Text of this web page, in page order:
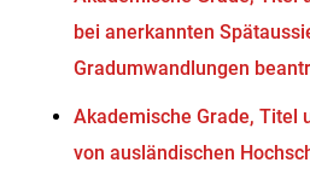
bei anerkannten
Gradumwandlungen
Akademische Grade, Titel
von ausländischen